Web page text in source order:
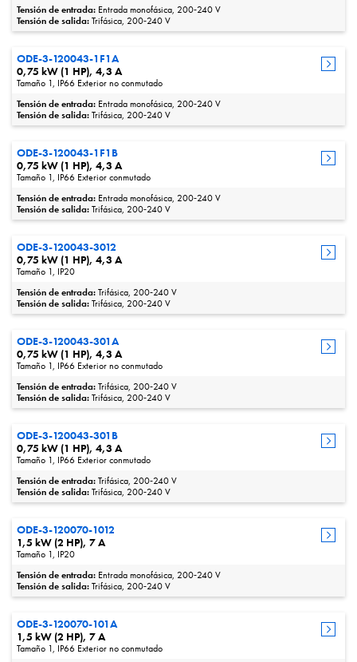
Tensión de entrada: Entrada monofásica, 200‑240 V
Tensión de salida:Trifásica, 200‑240 V
ODE-3-120043-1F1A
0,75 kW (1 HP), 4,3 A
Tamaño 1, IP66 Exterior no conmutado
Tensión de entrada: Entrada monofásica, 200‑240 V
Tensión de salida:Trifásica, 200‑240 V
ODE-3-120043-1F1B
0,75 kW (1 HP), 4,3 A
Tamaño 1, IP66 Exterior conmutado
Tensión de entrada: Entrada monofásica, 200‑240 V
Tensión de salida:Trifásica, 200‑240 V
ODE-3-120043-3012
0,75 kW (1 HP), 4,3 A
Tamaño 1, IP20
Tensión de entrada:Trifásica, 200‑240 V
Tensión de salida:Trifásica, 200‑240 V
ODE-3-120043-301A
0,75 kW (1 HP), 4,3 A
Tamaño 1, IP66 Exterior no conmutado
Tensión de entrada:Trifásica, 200‑240 V
Tensión de salida:Trifásica, 200‑240 V
ODE-3-120043-301B
0,75 kW (1 HP), 4,3 A
Tamaño 1, IP66 Exterior conmutado
Tensión de entrada:Trifásica, 200‑240 V
Tensión de salida:Trifásica, 200‑240 V
ODE-3-120070-1012
1,5 kW (2 HP), 7 A
Tamaño 1, IP20
Tensión de entrada: Entrada monofásica, 200‑240 V
Tensión de salida:Trifásica, 200‑240 V
ODE-3-120070-101A
1,5 kW (2 HP), 7 A
Tamaño 1, IP66 Exterior no conmutado